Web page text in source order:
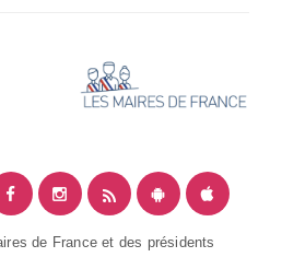
de France et des présidents